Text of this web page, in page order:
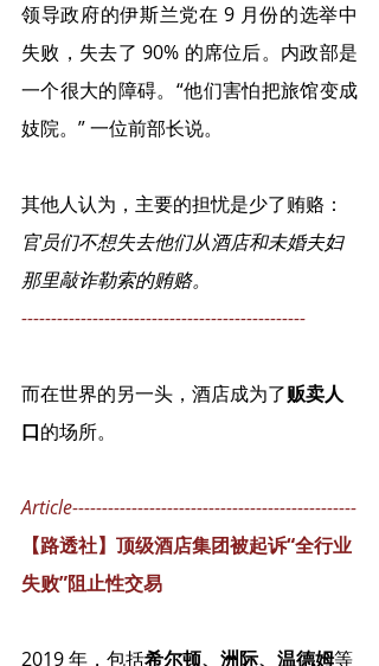
领导政府的伊斯兰党在 9 月份的选举中
失败，失去了 90% 的席位后。内政部是
一个很大的障碍。“他们害怕把旅馆变成
妓院。” 一位前部长说。
其他人认为，主要的担忧是少了贿赂：
官员们不想失去他们从酒店和未婚夫妇
那里敲诈勒索的贿赂。
------------------------------------------------
而在世界的另一头，酒店成为了贩卖人
口的场所。
Article------------------------------------------------
【路透社】顶级酒店集团被起诉“全行业
失败”阻止性交易
2019 年，包括希尔顿、洲际、温德姆等